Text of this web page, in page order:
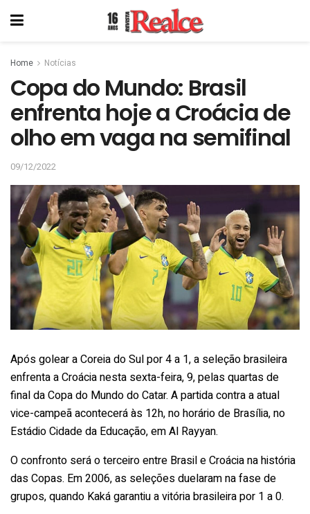
Home Notícias
Copa do Mundo: Brasil
enfrenta hoje a Croácia de
olho em vaga na semifinal
09/12/2022
Após golear a Coreia do Sul por 4 a 1, a seleção brasileira
enfrenta a Croácia nesta sexta-feira, 9, pelas quartas de
final da Copa do Mundo do Catar. A partida contra a atual
vice-campeã acontecerá às 12h, no horário de Brasília, no
Estádio Cidade da Educação, em Al Rayyan.
O confronto será o terceiro entre Brasil e Croácia na história
das Copas. Em 2006, as seleções duelaram na fase de
grupos, quando Kaká garantiu a vitória brasileira por 1 a 0.